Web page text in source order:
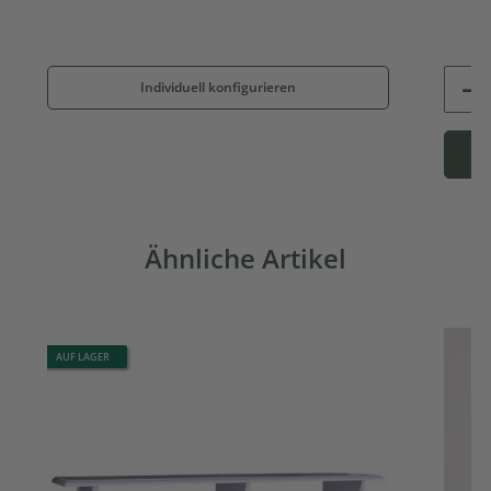
Individuell konfigurieren
Ähnliche Artikel
AUF LAGER